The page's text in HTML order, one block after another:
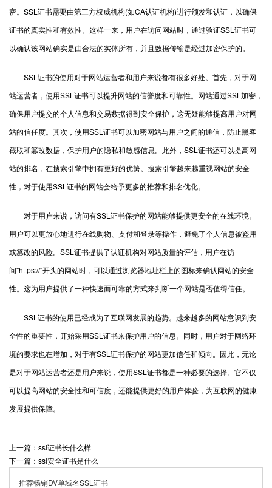
密。SSL证书需要由第三方权威机构(如CA认证机构)进行颁发和认证，以确保
证书的真实性和有效性。这样一来，用户在访问网站时，通过验证SSL证书可
以确认该网站确实是由合法的实体所有，并且数据传输是经过加密保护的。
SSL证书的使用对于网站运营者和用户来说都有很多好处。首先，对于网
站运营者，使用SSL证书可以提升网站的信誉度和可靠性。网站通过SSL加密，
确保用户提交的个人信息和交易数据得到安全保护，这无疑能够提高用户对网
站的信任度。其次，使用SSL证书可以加密网站与用户之间的通信，防止黑客
截取和篡改数据，保护用户的隐私和敏感信息。此外，SSL证书还可以提高网
站的排名，在搜索引擎中拥有更好的优势。搜索引擎越来越重视网站的安全
性，对于使用SSL证书的网站会给予更多的推荐和排名优化。
对于用户来说，访问有SSL证书保护的网站能够提供更安全的在线环境。
用户可以更放心地进行在线购物、支付和登录等操作，避免了个人信息被盗用
或篡改的风险。SSL证书提供了认证机构对网站质量的评估，用户在访
问"https://"开头的网站时，可以通过浏览器地址栏上的图标来确认网站的安全
性。这为用户提供了一种快速而可靠的方式来判断一个网站是否值得信任。
SSL证书的使用已经成为了互联网发展的趋势。越来越多的网站意识到安
全性的重要性，开始采用SSL证书来保护用户的信息。同时，用户对于网络环
境的要求也在增加，对于有SSL证书保护的网站更加信任和倾向。因此，无论
是对于网站运营者还是用户来说，使用SSL证书都是一种必要的选择。它不仅
可以提高网站的安全性和可信度，还能提供更好的用户体验，为互联网的健康
发展提供保障。
上一篇：ssl证书长什么样
下一篇：ssl安全证书是什么
推荐畅销DV单域名SSL证书